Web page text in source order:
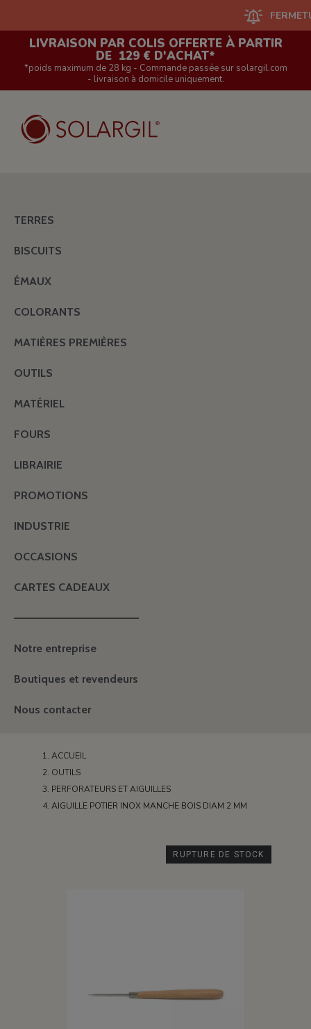
FERMETURE
LIVRAISON PAR COLIS OFFERTE À PARTIR
DE 129 € D'ACHAT*
*poids maximum de 28 kg - Commande passée sur solargil.com
- livraison à domicile uniquement.
TERRES
BISCUITS
ÉMAUX
COLORANTS
MATIÈRES PREMIÈRES
OUTILS
MATÉRIEL
FOURS
LIBRAIRIE
PROMOTIONS
INDUSTRIE
OCCASIONS
CARTES CADEAUX
———————————————
Notre entreprise
Boutiques et revendeurs
Nous contacter
ACCUEIL
OUTILS
PERFORATEURS ET AIGUILLES
AIGUILLE POTIER INOX MANCHE BOIS DIAM 2 MM
RUPTURE DE STOCK